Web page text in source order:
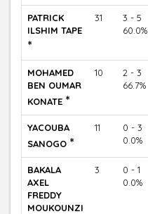
PATRICK
ILSHIM TAPE
*
31
3 - 5
60.0%
MOHAMED
BEN OUMAR
KONATE *
10
2 - 3
66.7%
YACOUBA
SANOGO *
11
0 - 3
0.0%
BAKALA
AXEL
FREDDY
MOUKOUNZI
3
0 - 1
0.0%